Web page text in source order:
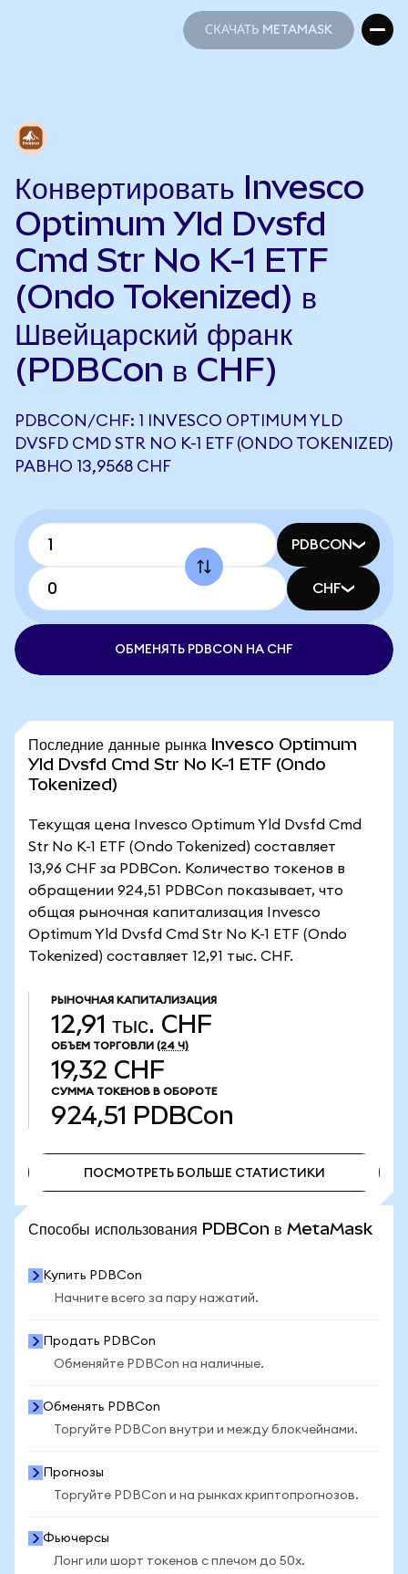
СКАЧАТЬ METAMASK
Конвертировать Invesco
Optimum Yld Dvsfd
Cmd Str No K-1 ETF
(Ondo Tokenized) в
Швейцарский франк
(PDBCon в CHF)
PDBCON/CHF: 1 INVESCO OPTIMUM YLD
DVSFD CMD STR NO K-1 ETF (ONDO TOKENIZED)
РАВНО 13,9568 CHF
PDBCON
CHF
ОБМЕНЯТЬ PDBCON НА CHF
Последние данные рынка Invesco Optimum
Yld Dvsfd Cmd Str No K-1 ETF (Ondo
Tokenized)
Текущая цена Invesco Optimum Yld Dvsfd Cmd
Str No K-1 ETF (Ondo Tokenized) составляет
13,96 CHF за PDBCon. Количество токенов в
обращении 924,51 PDBCon показывает, что
общая рыночная капитализация Invesco
Optimum Yld Dvsfd Cmd Str No K-1 ETF (Ondo
Tokenized) составляет 12,91 тыс. CHF.
РЫНОЧНАЯ КАПИТАЛИЗАЦИЯ
12,91 тыс. CHF
ОБЪЕМ ТОРГОВЛИ (24 Ч)
19,32 CHF
СУММА ТОКЕНОВ В ОБОРОТЕ
924,51 PDBCon
ПОСМОТРЕТЬ БОЛЬШЕ СТАТИСТИКИ
Способы использования PDBCon в MetaMask
Купить PDBCon
Начните всего за пару нажатий.
Продать PDBCon
Обменяйте PDBCon на наличные.
Обменять PDBCon
Торгуйте PDBCon внутри и между блокчейнами.
Прогнозы
Торгуйте PDBCon и на рынках криптопрогнозов.
Фьючерсы
Лонг или шорт токенов с плечом до 50x.